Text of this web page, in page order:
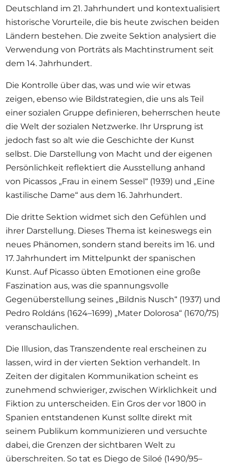
Deutschland im 21. Jahrhundert und kontextualisiert
historische Vorurteile, die bis heute zwischen beiden
Ländern bestehen. Die zweite Sektion analysiert die
Verwendung von Porträts als Machtinstrument seit
dem 14. Jahrhundert.
Die Kontrolle über das, was und wie wir etwas
zeigen, ebenso wie Bildstrategien, die uns als Teil
einer sozialen Gruppe definieren, beherrschen heute
die Welt der sozialen Netzwerke. Ihr Ursprung ist
jedoch fast so alt wie die Geschichte der Kunst
selbst. Die Darstellung von Macht und der eigenen
Persönlichkeit reflektiert die Ausstellung anhand
von Picassos „Frau in einem Sessel“ (1939) und „Eine
kastilische Dame“ aus dem 16. Jahrhundert.
Die dritte Sektion widmet sich den Gefühlen und
ihrer Darstellung. Dieses Thema ist keineswegs ein
neues Phänomen, sondern stand bereits im 16. und
17. Jahrhundert im Mittelpunkt der spanischen
Kunst. Auf Picasso übten Emotionen eine große
Faszination aus, was die spannungsvolle
Gegenüberstellung seines „Bildnis Nusch“ (1937) und
Pedro Roldáns (1624–1699) „Mater Dolorosa“ (1670/75)
veranschaulichen.
Die Illusion, das Transzendente real erscheinen zu
lassen, wird in der vierten Sektion verhandelt. In
Zeiten der digitalen Kommunikation scheint es
zunehmend schwieriger, zwischen Wirklichkeit und
Fiktion zu unterscheiden. Ein Gros der vor 1800 in
Spanien entstandenen Kunst sollte direkt mit
seinem Publikum kommunizieren und versuchte
dabei, die Grenzen der sichtbaren Welt zu
überschreiten. So tat es Diego de Siloé (1490/95–